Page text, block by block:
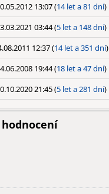
13:07 (14 let a 81 dní)
03:44 (5 let a 148 dní)
12:37 (14 let a 351 dní)
19:44 (18 let a 47 dní)
21:45 (5 let a 281 dní)